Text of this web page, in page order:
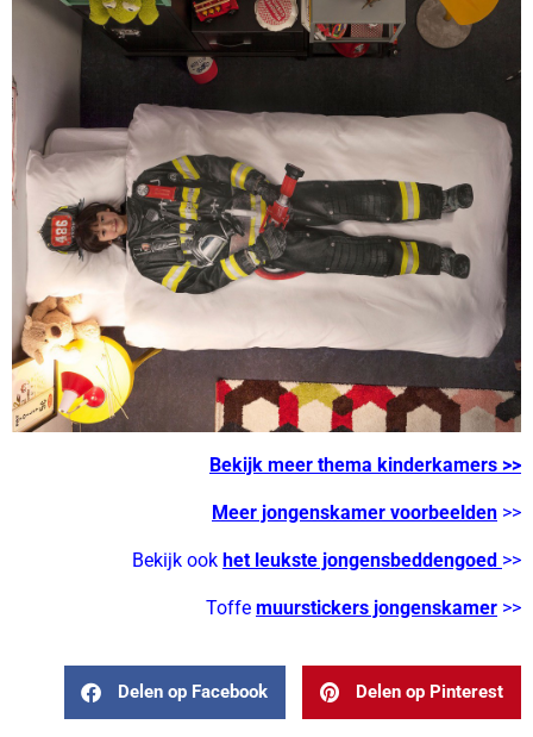
Bekijk meer thema kinderkamers >>
Meer jongenskamer voorbeelden >>
Bekijk ook het leukste jongensbeddengoed >>
Toffe muurstickers jongenskamer >>
Delen op Facebook Delen op Pinterest